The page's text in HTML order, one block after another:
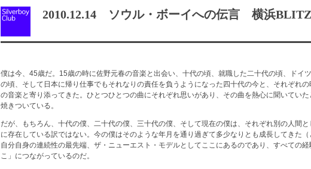
2010.12.14 ソウル・ボーイへの伝言 横浜BLITZ
僕は今、45歳だ。15歳の時に佐野元春の音楽と出会い、十代の頃、就職した二十代の頃、ドイ
の頃、そして日本に帰り仕事でもそれなりの責任を負うようになった四十代の今と、それぞれ
の音楽と寄り添ってきた。ひとつひとつの曲にそれぞれ思いがあり、その曲を熱心に聞いてい
焼きついている。
だが、もちろん、十代の僕、二十代の僕、三十代の僕、そして現在の僕は、それぞれ別の人間と
に存在している訳ではない。今の僕はそのような年月を通り過ぎて多少なりとも成長してきた（
自分自身の連続性の最先端、ザ・ニューエスト・モデルとしてここにあるのであり、すべての経
こ」につながっているのだ。